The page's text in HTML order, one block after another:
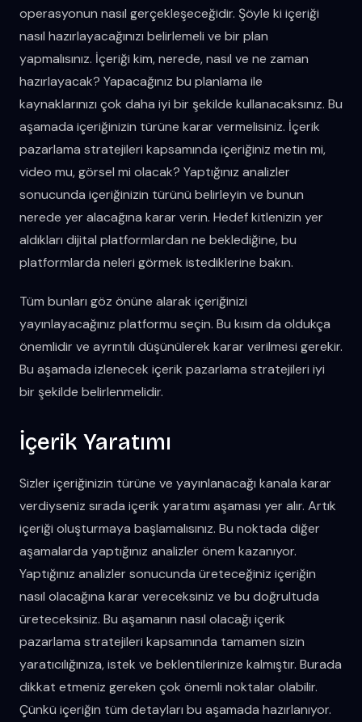
operasyonun nasıl gerçekleşeceğidir. Şöyle ki içeriği
nasıl hazırlayacağınızı belirlemeli ve bir plan
yapmalısınız. İçeriği kim, nerede, nasıl ve ne zaman
hazırlayacak? Yapacağınız bu planlama ile
kaynaklarınızı çok daha iyi bir şekilde kullanacaksınız. Bu
aşamada içeriğinizin türüne karar vermelisiniz. İçerik
pazarlama stratejileri kapsamında içeriğiniz metin mi,
video mu, görsel mi olacak? Yaptığınız analizler
sonucunda içeriğinizin türünü belirleyin ve bunun
nerede yer alacağına karar verin. Hedef kitlenizin yer
aldıkları dijital platformlardan ne beklediğine, bu
platformlarda neleri görmek istediklerine bakın.
Tüm bunları göz önüne alarak içeriğinizi
yayınlayacağınız platformu seçin. Bu kısım da oldukça
önemlidir ve ayrıntılı düşünülerek karar verilmesi gerekir.
Bu aşamada izlenecek içerik pazarlama stratejileri iyi
bir şekilde belirlenmelidir.
İçerik Yaratımı
Sizler içeriğinizin türüne ve yayınlanacağı kanala karar
verdiyseniz sırada içerik yaratımı aşaması yer alır. Artık
içeriği oluşturmaya başlamalısınız. Bu noktada diğer
aşamalarda yaptığınız analizler önem kazanıyor.
Yaptığınız analizler sonucunda üreteceğiniz içeriğin
nasıl olacağına karar vereceksiniz ve bu doğrultuda
üreteceksiniz. Bu aşamanın nasıl olacağı içerik
pazarlama stratejileri kapsamında tamamen sizin
yaratıcılığınıza, istek ve beklentilerinize kalmıştır. Burada
dikkat etmeniz gereken çok önemli noktalar olabilir.
Çünkü içeriğin tüm detayları bu aşamada hazırlanıyor.